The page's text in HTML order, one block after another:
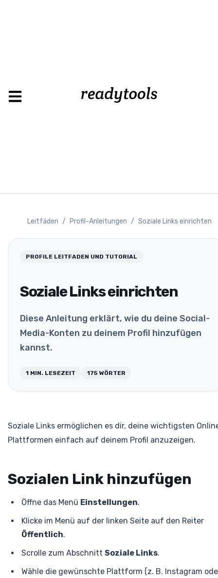
Leitfäden / Profil-Anleitungen / Soziale Links einrichten
PROFILE LEITFADEN UND TUTORIAL
Soziale Links einrichten
Diese Anleitung erklärt, wie du deine Social-
Media-Konten zu deinem Profil hinzufügen
kannst.
1 MIN. LESEZEIT 175 WÖRTER
Soziale Links ermöglichen es dir, deine wichtigsten
Plattformen einfach auf deinem Profil anzuzeigen.
Sozialen Link hinzufügen
Öffne das Menü Einstellungen.
Klicke im Menü auf der linken Seite auf den Reiter
Öffentlich.
Scrolle zum Abschnitt Soziale Links.
Wähle die gewünschte Plattform (z. B. Instagram